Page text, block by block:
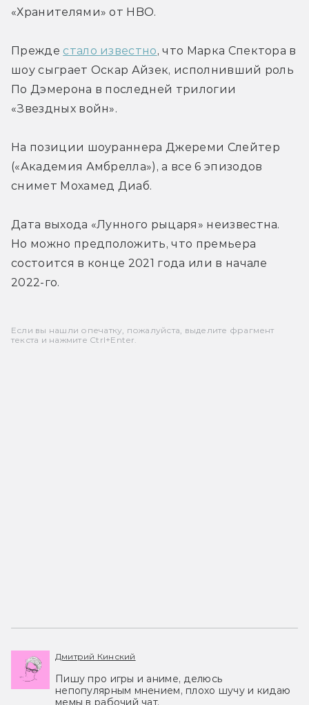
«Хранителями» от HBO.
Прежде стало известно, что Марка Спектора в
шоу сыграет Оскар Айзек, исполнивший роль
По Дэмерона в последней трилогии
«Звездных войн».
На позиции шоураннера Джереми Слейтер
(«Академия Амбрелла»), а все 6 эпизодов
снимет Мохамед Диаб.
Дата выхода «Лунного рыцаря» неизвестна.
Но можно предположить, что премьера
состоится в конце 2021 года или в начале
2022-го.
Если вы нашли опечатку, пожалуйста, выделите фрагмент
текста и нажмите Ctrl+Enter.
Дмитрий Кинский
Пишу про игры и аниме, делюсь
непопулярным мнением, плохо шучу и кидаю
мемы в рабочий чат.